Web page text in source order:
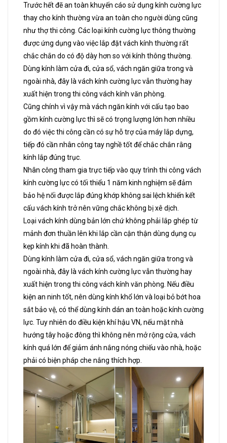
Trước hết đẽ an toàn khuyến cáo sử dụng kính cường lực
thay cho kính thường vừa an toàn cho người dùng cũng
như thợ thi công. Các loại kính cường lực thông thường
được ứng dụng vào việc lắp đặt vách kính thường rất
chắc chắn do có độ dày hơn so với kính thông thường.
Dùng kính làm cửa đi, cửa sổ, vách ngăn giữa trong và
ngoài nhà, đây là vách kính cường lực vẫn thường hay
xuất hiện trong thi công vách kính văn phòng.
Cũng chính vì vậy mà vách ngăn kính với cấu tạo bao
gồm kính cường lực thì sẽ có trọng lượng lớn hơn nhiều
do đó việc thi công cần có sự hỗ trợ của máy lắp dựng,
tiếp đó cần nhân công tay nghề tốt để chắc chắn rằng
kính lắp đúng trục.
Nhân công tham gia trực tiếp vào quy trình thi công vách
kính cường lực có tối thiểu 1 năm kinh nghiệm sẽ đảm
bảo hệ nối được lắp đúng khớp không sai lệch khiến kết
cấu vách kính trở nên vững chắc không bị xê dịch.
Loại vách kính dùng bản lớn chứ không phải lắp ghép từ
mảnh đơn thuần lên khi lắp cần cận thận dùng dụng cụ
kẹp kính khi đã hoàn thành.
Dùng kính làm cửa đi, cửa sổ, vách ngăn giữa trong và
ngoài nhà, đây là vách kính cường lực vẫn thường hay
xuất hiện trong thi công vách kính văn phòng. Nếu điều
kiện an ninh tốt, nên dùng kính khổ lớn và loại bỏ bớt hoa
sắt bảo vệ, có thể dùng kính dán an toàn hoặc kính cường
lực. Tuy nhiên do điều kiện khí hậu VN, nếu mặt nhà
hướng tây hoặc đông thì không nên mở rộng cửa, vách
kính quá lớn để giảm ánh nắng nóng chiếu vào nhà, hoặc
phải có biện pháp che nắng thích hợp.